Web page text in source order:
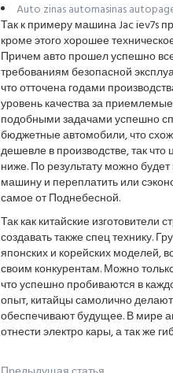
Auto zinas automasinas
Так к примеру машина Jac iev7s
кроме этого хорошее
Причем авто прошел успешно
требованиям безопасной
что отточена годами
уровень качества за
подобными задачами успешно
бюджетные автомобили, что
дешевле в производстве, так
ниже. По результату можно
машину и переплатить или
самое от Поднебесной.
Так как китайские изготовители
создавать также спец технику.
японских и корейских моделей,
своим конкурентам. Можно
что успешно пробиваются в
опыт, китайцы самолично
обеспечивают будущее. В мире
отнести электро кары, а так же